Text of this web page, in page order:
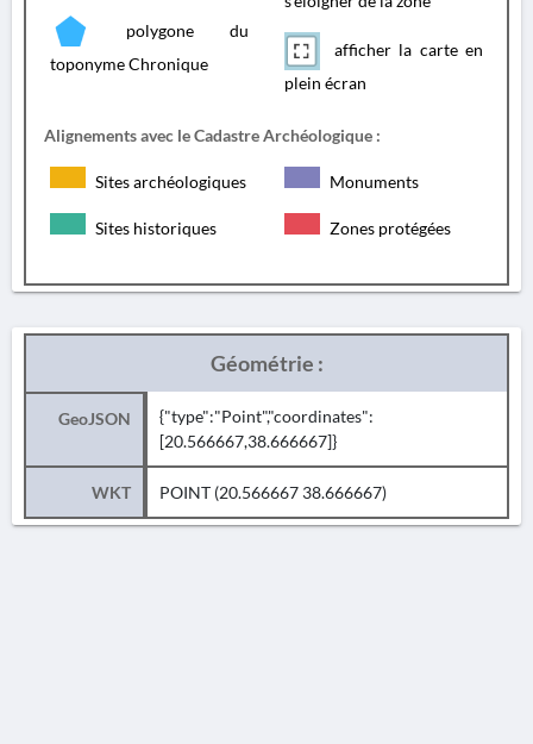
polygone du
toponyme Chronique
afficher la carte en
plein écran
Alignements avec le Cadastre Archéologique :
Sites archéologiques Monuments
Sites historiques Zones protégées
Géométrie :
GeoJSON
{"type":"Point","coordinates":
[20.566667,38.666667]}
WKT POINT (20.566667 38.666667)